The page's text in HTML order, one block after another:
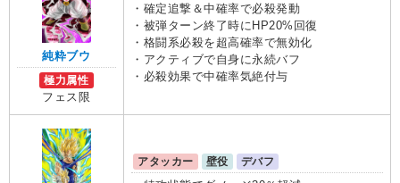
純粋ブウ
極力属性
フェス限
・確定追撃＆中確率で必殺発動
・被弾ターン終了時にHP20%回復
・格闘系必殺を超高確率で無効化
・アクティブで自身に永続バフ
・必殺効果で中確率気絶付与
アタッカー 壁役
デバフ